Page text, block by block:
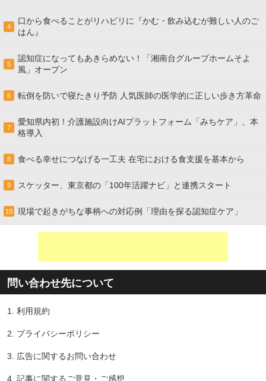
4
口から食べることがリハビリに『かむ・飲み込むが難しい人のご
はん』
5
認知症になってもあきらめない！「湘南台グループホームそよ
風」オープン
6 転倒を防いで寝たきり予防 人気医師の医学的に正しい歩き方革命
7
愛知県内初！介護施設向けAIプラットフォーム「みちケア」、本
格導入
8 食べる幸せにつなげる一工夫 在宅における食支援を基本から
9 スケッター、東京都の「100年活躍ナビ」と連携スタート
10 現場で起きがちな事柄への対応例「理由を探る認知症ケア」
問い合わせ先について
1. 利用規約
2. プライバシーポリシー
3. 広告に関するお問い合わせ
4. 記事に関するご意見・ご感想